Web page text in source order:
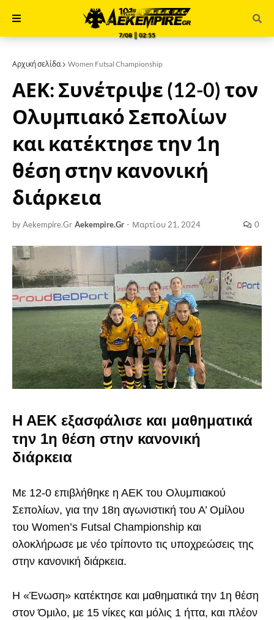
7/08 ║ 02:55
Αρχική σελίδα Women Futsal Championship
ΑΕΚ: Συνέτριψε (12-0) τον
Ολυμπιακό Σεπολίων
και κατέκτησε την 1η
θέση στην κανονική
διάρκεια
by Aekempire.Gr Aekempire.Gr - Μαρτίου 21, 2024 0
Η ΑΕΚ εξασφάλισε και μαθηματικά
την 1η θέση στην κανονική
διάρκεια
Με 12-0 επιβλήθηκε η ΑΕΚ του Ολυμπιακού
Σεπολίων, για την 18η αγωνιστική του Α’ Ομίλου
του Women’s Futsal Championship και
ολοκλήρωσε με νέο τρίποντο τις υποχρεώσεις της
στην κανονική διάρκεια.
Η «Ένωση» κατέκτησε και μαθηματικά την 1η θέση
στον Όμιλο, με 15 νίκες και μόλις 1 ήττα, και πλέον